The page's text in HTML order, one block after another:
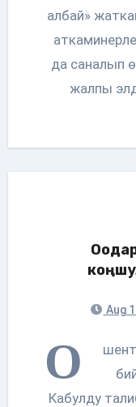
албай»
да саналып
жалпы
Aug
О
Кабулду